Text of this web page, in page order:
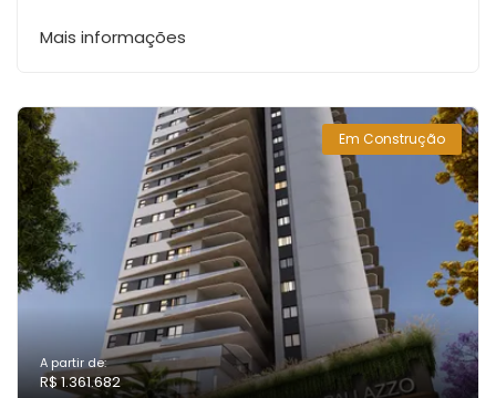
Mais informações
Em Construção
A partir de:
R$ 1.361.682